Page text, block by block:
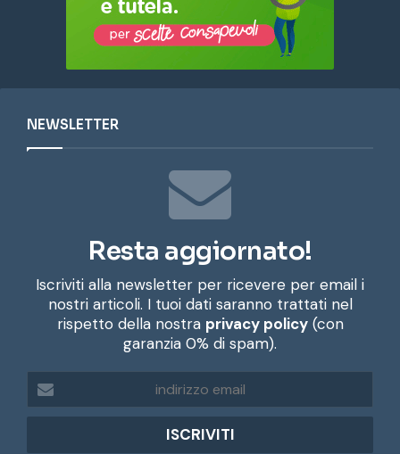
NEWSLETTER
Resta aggiornato!
Iscriviti alla newsletter per ricevere per email i
nostri articoli. I tuoi dati saranno trattati nel
rispetto della nostra privacy policy(con
garanzia 0% di spam).
d